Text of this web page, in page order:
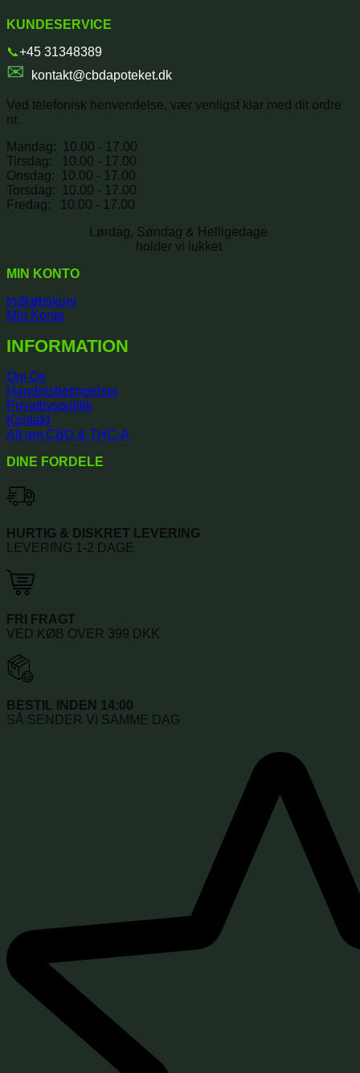
KUNDESERVICE
📞+45 31348389
✉ kontakt@cbdapoteket.dk
Ved telefonisk henvendelse, vær venligst klar med dit ordre
nr.
Mandag: 10.00 - 17.00
Tirsdag: 10.00 - 17.00
Onsdag: 10.00 - 17.00
Torsdag: 10.00 - 17.00
Fredag: 10.00 - 17.00
Lørdag, Søndag & Helligedage
holder vi lukket
MIN KONTO
Indkøbskurv
Min Konto
INFORMATION
Om Os
Handelsbetingelser
Privatlivspolitik
Kontakt
Alt om CBD & THC-A
DINE FORDELE
HURTIG & DISKRET LEVERING
LEVERING 1-2 DAGE
FRI FRAGT
VED KØB OVER 399 DKK
BESTIL INDEN 14:00
SÅ SENDER VI SAMME DAG